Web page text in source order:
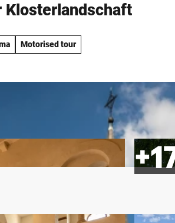
Klosterlandschaft
Motorised tour